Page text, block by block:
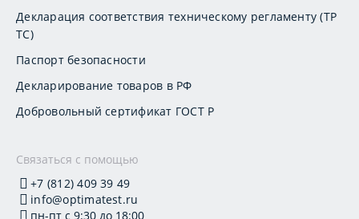
Декларация соответствия техническому регламенту (ТР
ТС)
Паспорт безопасности
Декларирование товаров в РФ
Добровольный сертификат ГОСТ Р
Связаться с помощью
+7 (812) 409 39 49
info@optimatest.ru
пн-пт с 9:30 до 18:00